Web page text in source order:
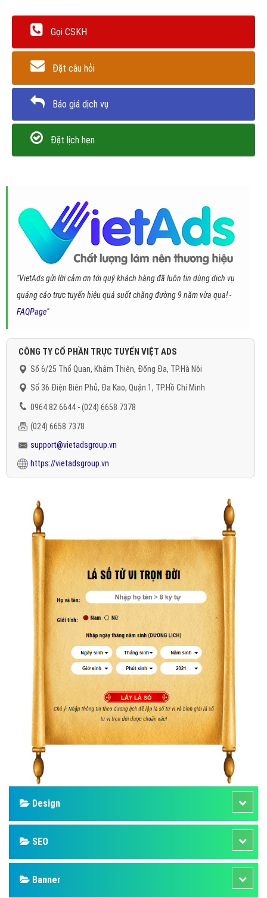
Gọi CSKH
Đặt câu hỏi
Báo giá dịch vụ
Đặt lịch hẹn
"VietAds gửi lời cảm ơn tới quý khách hàng đã luôn tin dùng dịch vụ
quảng cáo trực tuyến hiệu quả suốt chặng đường 9 năm vừa qua! -
FAQPage"
CÔNG TY CỔ PHẦN TRỰC TUYẾN VIỆT ADS
Số 6/25 Thổ Quan, Khâm Thiên, Đống Đa, TP.Hà Nội
Số 36 Điện Biên Phủ, Đa Kao, Quận 1, TP.Hồ Chí Minh
0964 82 6644 - (024) 6658 7378
(024) 6658 7378
support@vietadsgroup.vn
https://vietadsgroup.vn
Design
SEO
Banner